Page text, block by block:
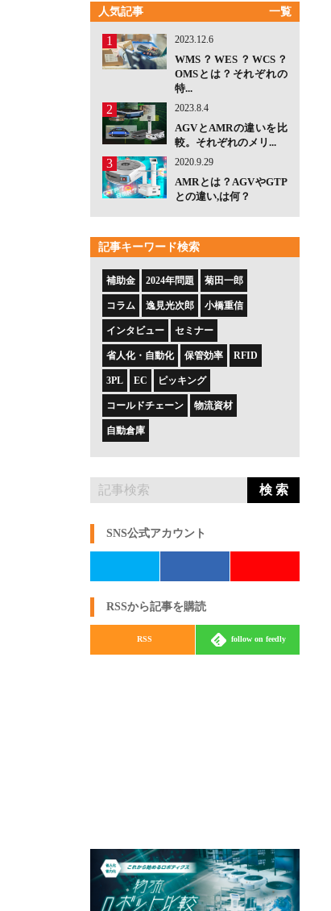
人気記事 一覧
1 2023.12.6
WMS？WES？WCS？
OMSとは？それぞれの
特...
2 2023.8.4
AGVとAMRの違いを比
較。それぞれのメリ...
3 2020.9.29
AMRとは？AGVやGTP
との違い,は何？
記事キーワード検索
補助金 2024年問題 菊田一郎
コラム 逸見光次郎 小橋重信
インタビュー セミナー
省人化・自動化 保管効率 RFID
3PL EC ピッキング
コールドチェーン 物流資材
自動倉庫
検 索
SNS公式アカウント
RSSから記事を購読
RSS follow on feedly